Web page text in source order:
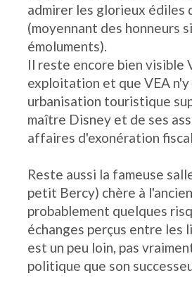
admirer les glorieux édiles
(moyennant des honneurs
émoluments).
Il reste encore bien visible
exploitation et que VEA
urbanisation touristique
maître Disney et de ses
affaires d'exonération
Reste aussi la fameuse
petit Bercy) chère à
probablement quelques
échanges perçus entre les
est un peu loin, pas
politique que son